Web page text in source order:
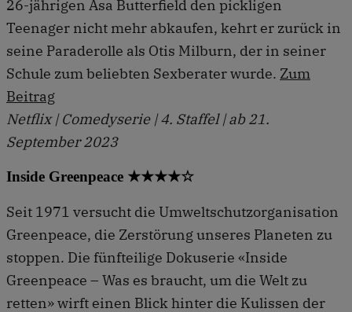
26-jährigen Asa Butterfield den pickligen
Teenager nicht mehr abkaufen, kehrt er zurück in
seine Paraderolle als Otis Milburn, der in seiner
Schule zum beliebten Sexberater wurde. Zum
Beitrag
Netflix | Comedyserie | 4. Staffel | ab 21.
September 2023
Inside Greenpeace ★★★★☆
Seit 1971 versucht die Umweltschutzorganisation
Greenpeace, die Zerstörung unseres Planeten zu
stoppen. Die fünfteilige Dokuserie «Inside
Greenpeace – Was es braucht, um die Welt zu
retten» wirft einen Blick hinter die Kulissen der